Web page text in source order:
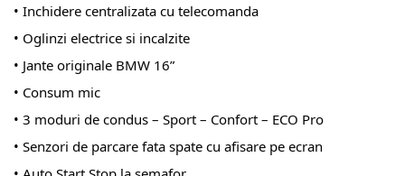
• Inchidere centralizata cu telecomanda
• Oglinzi electrice si incalzite
• Jante originale BMW 16”
• Consum mic
• 3 moduri de condus – Sport – Confort – ECO Pro
• Senzori de parcare fata spate cu afisare pe ecran